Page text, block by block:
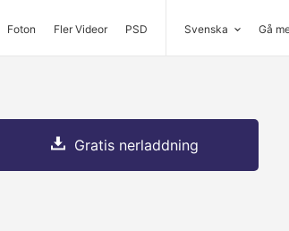
Foton Fler Videor PSD Svenska Gå
Gratis nerladdning